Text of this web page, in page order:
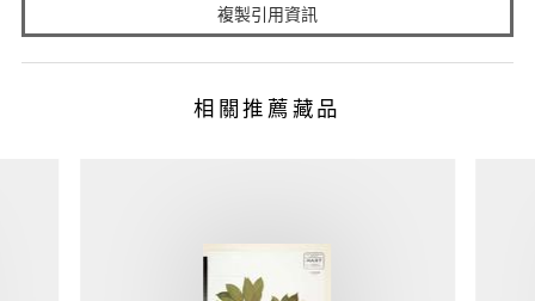
複製引用資訊
相關推薦藏品